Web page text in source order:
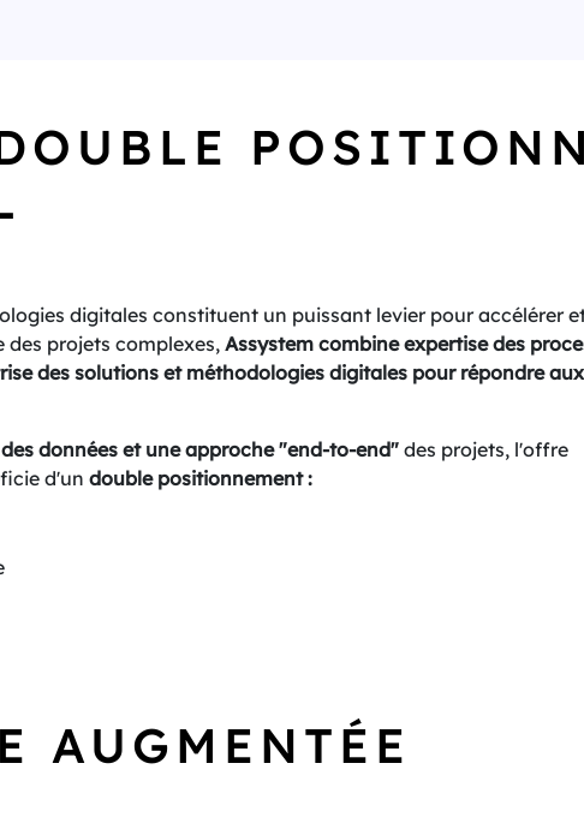
digitales constituent un puissant levier pour accélérer
projets complexes, Assystem combine expertise des
des solutions et méthodologies digitales pour répondre aux
données et une approche "end-to-end" des projets, l'offre
d'un double positionnement :
AUGMENTÉE